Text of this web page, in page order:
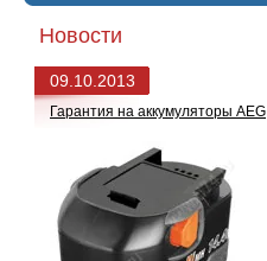
Новости
09.10.2013
Гарантия на аккумуляторы AEG